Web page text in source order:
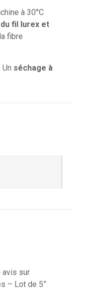
à 30°C
fil lurex et
fibre
séchage à
avis sur
– Lot de 5​”